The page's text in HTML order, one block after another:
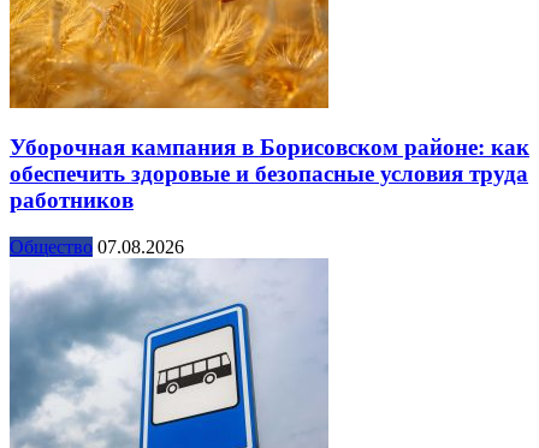
Уборочная кампания в Борисовском районе: как
обеспечить здоровые и безопасные условия труда
работников
Общество 07.08.2026